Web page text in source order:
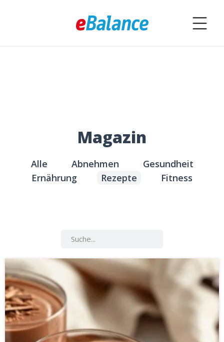
Magazin
Alle Abnehmen
Gesundheit
Ernährung
Rezepte Fitness